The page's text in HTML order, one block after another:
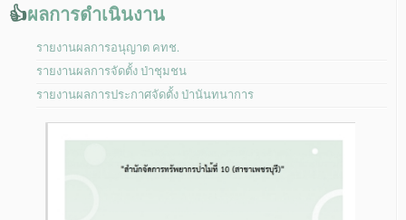
👍ผลการดำเนินงาน
รายงานผลการอนุญาต คทช.
รายงานผลการจัดตั้ง ป่าชุมชน
รายงานผลการประกาศจัดตั้ง ป่านันทนาการ